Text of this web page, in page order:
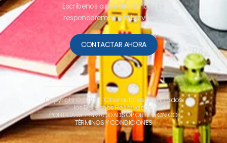
Escríbenos a nuestro email y te
responderemos a la brevedad.
CONTACTAR AHORA
Copyright © 2026– Ciberautores.Com. Todos
los Derechos Reservados.
POLÍTICA DE PRIVACIDADSOPORTE TÉCNICO
TÉRMINOS Y CONDICIONES